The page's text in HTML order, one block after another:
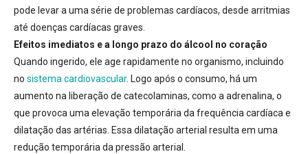
pode levar a uma série de problemas cardíacos, desde arritmias
até doenças cardíacas graves.
Efeitos imediatos e a longo prazo do álcool no coração
Quando ingerido, ele age rapidamente no organismo, incluindo
no sistema cardiovascular. Logo após o consumo, há um
aumento na liberação de catecolaminas, como a adrenalina, o
que provoca uma elevação temporária da frequência cardíaca e
dilatação das artérias. Essa dilatação arterial resulta em uma
redução temporária da pressão arterial.